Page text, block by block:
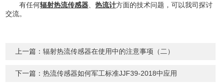
有任何辐射热流传感器 、热流计方面的技术问题，可以我司探讨
交流。
上一篇：辐射热流传感器在使用中的注意事项（二）
下一篇：热流传感器如何军工标准JJF39-2018中应用